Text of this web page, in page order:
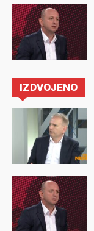
IZDVOJENO